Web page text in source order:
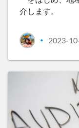
介します。
• 2023-